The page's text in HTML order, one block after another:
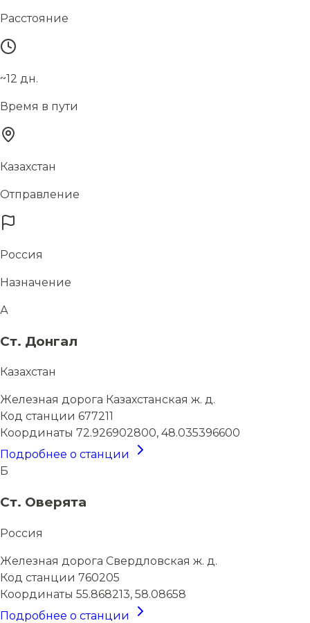
Расстояние
~12 дн.
Время в пути
Казахстан
Отправление
Россия
Назначение
А
Ст. Донгал
Казахстан
Железная дорога Казахстанская ж. д.
Код станции 677211
Координаты 72.926902800, 48.035396600
Подробнее о станции
Б
Ст. Оверята
Россия
Железная дорога Свердловская ж. д.
Код станции 760205
Координаты 55.868213, 58.08658
Подробнее о станции